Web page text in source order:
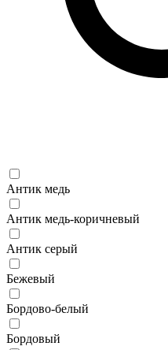
Антик медь
Антик медь-коричневый
Антик серый
Бежевый
Бордово-белый
Бордовый